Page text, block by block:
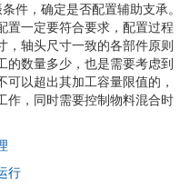
件，确定是否配置辅助支承。
置一定要符合要求，配置过程
，轴头尺寸一致的各部件原则
的数量多少，也是需要考虑到
以超出其加工容量限值的，
作，同时需要控制物料混合时
行